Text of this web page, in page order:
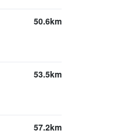
50.6km
53.5km
57.2km